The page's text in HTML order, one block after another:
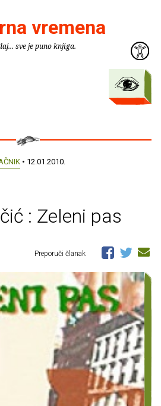
vremena
sve je puno knjiga.
• 12.01.2010.
: Zeleni pas
Preporuči članak